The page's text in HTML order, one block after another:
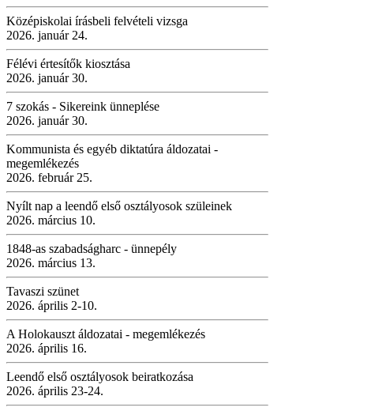
Középiskolai írásbeli felvételi vizsga
2026. január 24.
Félévi értesítők kiosztása
2026. január 30.
7 szokás - Sikereink ünneplése
2026. január 30.
Kommunista és egyéb diktatúra áldozatai -
megemlékezés
2026. február 25.
Nyílt nap a leendő első osztályosok szüleinek
2026. március 10.
1848-as szabadságharc - ünnepély
2026. március 13.
Tavaszi szünet
2026. április 2-10.
A Holokauszt áldozatai - megemlékezés
2026. április 16.
Leendő első osztályosok beiratkozása
2026. április 23-24.